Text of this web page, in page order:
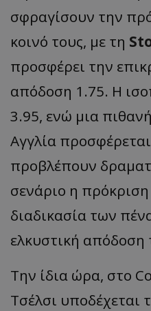
σφραγίσουν την
κοινό τους, με τη
προσφέρει την
απόδοση 1.75. Η
3.95, ενώ μια
Αγγλία
προβλέπουν
σενάριο η πρόκριση
διαδικασία των
ελκυστική απόδοση
Την ίδια ώρα, στο
Τσέλσι υποδέχεται